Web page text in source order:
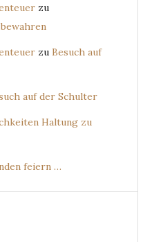
zu
zu Besuch auf
auf der Schulter
Haltung zu
feiern …